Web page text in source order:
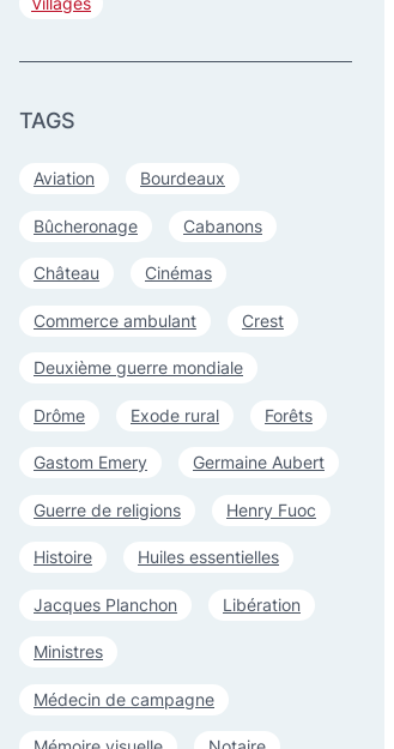
TAGS
Aviation Bourdeaux
Bûcheronage Cabanons
Château Cinémas
Commerce ambulant Crest
Deuxième guerre mondiale
Drôme Exode rural Forêts
Gastom Emery Germaine Aubert
Guerre de religions Henry Fuoc
Histoire Huiles essentielles
Jacques Planchon Libération
Ministres
Médecin de campagne